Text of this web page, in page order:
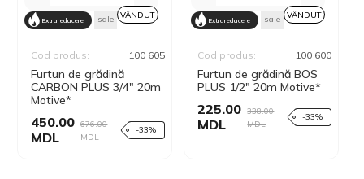
Extrareducere sale VÂNDUT
Furtun de grădină
CARBON PLUS 3/4" 20m
Motive*
Cod produs: 100 605
450.00
MDL
676.00
MDL
-33%
Extrareducere sale VÂNDUT
Furtun de grădină BOS
PLUS 1/2" 20m Motive*
Cod produs: 100 600
225.00
MDL
338.00
MDL
-33%